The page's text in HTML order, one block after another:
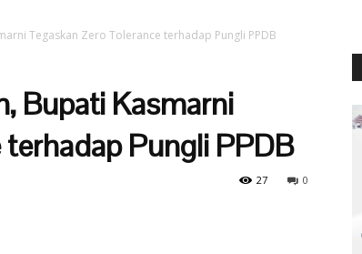
Tegaskan Zero Tolerance terhadap Pungli PPDB
Bupati Kasmarni
Pungli PPDB
0
27